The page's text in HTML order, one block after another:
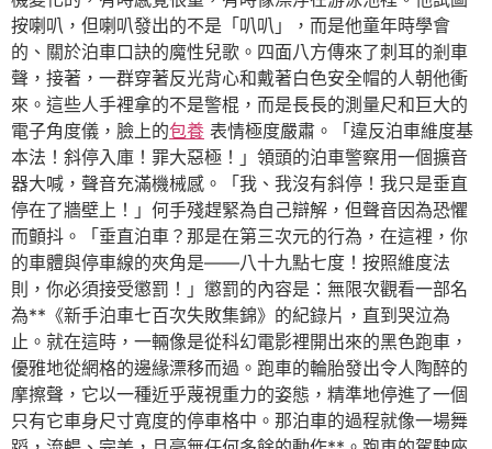
按喇叭，但喇叭發出的不是「叭叭」，而是他童年時學會
的、關於泊車口訣的魔性兒歌。四面八方傳來了刺耳的剎車
聲，接著，一群穿著反光背心和戴著白色安全帽的人朝他衝
來。這些人手裡拿的不是警棍，而是長長的測量尺和巨大的
電子角度儀，臉上的包養 表情極度嚴肅。「違反泊車維度基
本法！斜停入庫！罪大惡極！」領頭的泊車警察用一個擴音
器大喊，聲音充滿機械感。「我、我沒有斜停！我只是垂直
停在了牆壁上！」何手殘趕緊為自己辯解，但聲音因為恐懼
而顫抖。「垂直泊車？那是在第三次元的行為，在這裡，你
的車體與停車線的夾角是——八十九點七度！按照維度法
則，你必須接受懲罰！」懲罰的內容是：無限次觀看一部名
為**《新手泊車七百次失敗集錦》的紀錄片，直到哭泣為
止。就在這時，一輛像是從科幻電影裡開出來的黑色跑車，
優雅地從網格的邊緣漂移而過。跑車的輪胎發出令人陶醉的
摩擦聲，它以一種近乎蔑視重力的姿態，精準地停進了一個
只有它車身尺寸寬度的停車格中。那泊車的過程就像一場舞